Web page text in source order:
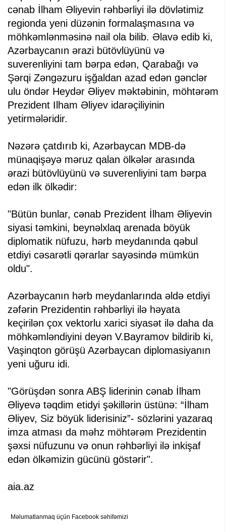
cənab İlham Əliyevin rəhbərliyi ilə dövlətimiz
regionda yeni düzənin formalaşmasına və
möhkəmlənməsinə nail ola bilib. Əlavə edib ki,
Azərbaycanın ərazi bütövlüyünü və
suverenliyini tam bərpa edən, Qarabağı və
Şərqi Zəngəzuru işğaldan azad edən gənclər
ulu öndər Heydər Əliyev məktəbinin, möhtərəm
Prezident Ilham Əliyev idarəçiliyinin
yetirmələridir.
Nəzərə çatdırıb ki, Azərbaycan MDB-də
münaqişəyə məruz qalan ölkələr arasında
ərazi bütövlüyünü və suverenliyini tam bərpa
edən ilk ölkədir:
"Bütün bunlar, cənab Prezident İlham Əliyevin
siyasi təmkini, beynəlxlaq arenada böyük
diplomatik nüfuzu, hərb meydanında qəbul
etdiyi cəsarətli qərarlar sayəsində mümkün
oldu".
Azərbaycanın hərb meydanlarında əldə etdiyi
zəfərin Prezidentin rəhbərliyi ilə həyata
keçirilən çox vektorlu xarici siyasət ilə daha da
möhkəmləndiyini deyən V.Bayramov bildirib ki,
Vaşinqton görüşü Azərbaycan diplomasiyanın
yeni uğuru idi.
"Görüşdən sonra ABŞ liderinin cənab İlham
Əliyevə təqdim etidyi şəkillərin üstünə: “İlham
Əliyev, Siz böyük liderisiniz”- sözlərini yazaraq
imza atması da məhz möhtərəm Prezidentin
şəxsi nüfuzunu və onun rəhbərliyi ilə inkişaf
edən ölkəmizin gücünü göstərir".
aia.az
Məlumatlanmaq üçün Facebook səhifəmizi